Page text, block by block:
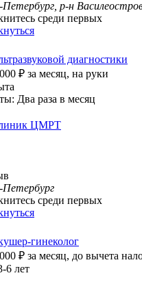
р-н
среди первых
диагностики
₽ за месяц, на руки
Два раза в месяц
ЦМРТ
среди первых
гинеколог
₽ за месяц, до вычета
6 лет